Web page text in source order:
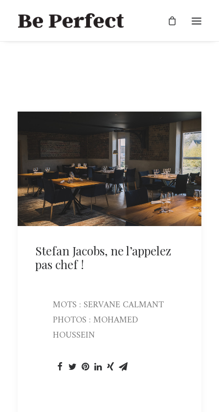
RECHERCHE
Stefan Jacobs, ne l’appelez
pas chef !
MOTS : SERVANE CALMANT
PHOTOS : MOHAMED
HOUSSEIN